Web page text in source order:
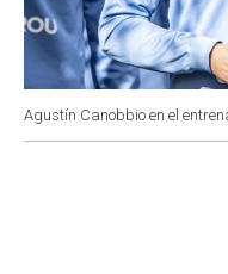
Agustín Canobbio en el